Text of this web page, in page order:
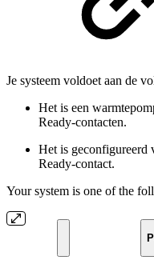
Je systeem voldoet aan de
Het is een
Ready-contacten.
Het is geconfigureerd
Ready-contact.
Your system is one of the